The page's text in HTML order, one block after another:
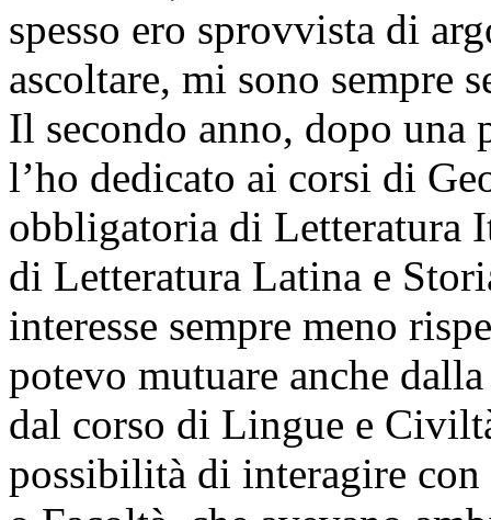
spesso ero sprovvista di
ascoltare, mi sono sempre
Il secondo anno, dopo una
l’ho dedicato ai corsi di
obbligatoria di Letteratura
di Letteratura Latina e
interesse sempre meno
potevo mutuare anche
dal corso di Lingue e
possibilità di interagire